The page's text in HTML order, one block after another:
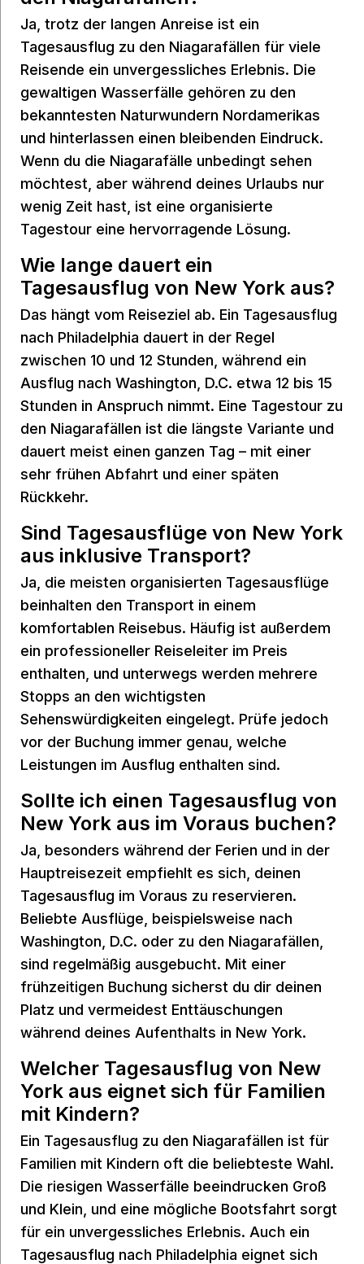
Ja, trotz der langen Anreise ist ein
Tagesausflug zu den Niagarafällen für viele
Reisende ein unvergessliches Erlebnis. Die
gewaltigen Wasserfälle gehören zu den
bekanntesten Naturwundern Nordamerikas
und hinterlassen einen bleibenden Eindruck.
Wenn du die Niagarafälle unbedingt sehen
möchtest, aber während deines Urlaubs nur
wenig Zeit hast, ist eine organisierte
Tagestour eine hervorragende Lösung.
Wie lange dauert ein
Tagesausflug von New York aus?
Das hängt vom Reiseziel ab. Ein Tagesausflug
nach Philadelphia dauert in der Regel
zwischen 10 und 12 Stunden, während ein
Ausflug nach Washington, D.C. etwa 12 bis 15
Stunden in Anspruch nimmt. Eine Tagestour zu
den Niagarafällen ist die längste Variante und
dauert meist einen ganzen Tag – mit einer
sehr frühen Abfahrt und einer späten
Rückkehr.
Sind Tagesausflüge von New York
aus inklusive Transport?
Ja, die meisten organisierten Tagesausflüge
beinhalten den Transport in einem
komfortablen Reisebus. Häufig ist außerdem
ein professioneller Reiseleiter im Preis
enthalten, und unterwegs werden mehrere
Stopps an den wichtigsten
Sehenswürdigkeiten eingelegt. Prüfe jedoch
vor der Buchung immer genau, welche
Leistungen im Ausflug enthalten sind.
Sollte ich einen Tagesausflug von
New York aus im Voraus buchen?
Ja, besonders während der Ferien und in der
Hauptreisezeit empfiehlt es sich, deinen
Tagesausflug im Voraus zu reservieren.
Beliebte Ausflüge, beispielsweise nach
Washington, D.C. oder zu den Niagarafällen,
sind regelmäßig ausgebucht. Mit einer
frühzeitigen Buchung sicherst du dir deinen
Platz und vermeidest Enttäuschungen
während deines Aufenthalts in New York.
Welcher Tagesausflug von New
York aus eignet sich für Familien
mit Kindern?
Ein Tagesausflug zu den Niagarafällen ist für
Familien mit Kindern oft die beliebteste Wahl.
Die riesigen Wasserfälle beeindrucken Groß
und Klein, und eine mögliche Bootsfahrt sorgt
für ein unvergessliches Erlebnis. Auch ein
Tagesausflug nach Philadelphia eignet sich